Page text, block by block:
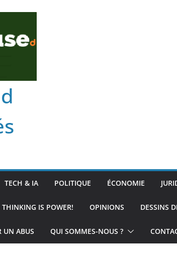
TECH & IA POLITIQUE ÉCONOMIE
THINKING IS POWER! OPINIONS DESSINS
UN ABUS QUI SOMMES-NOUS ?